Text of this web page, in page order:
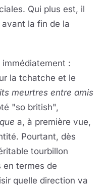
Qui plus est, il
la fin de la
:
la tchatche et le
meurtres entre amis
"so british",
a, à première vue,
Pourtant, dès
tourbillon
en termes de
quelle direction va